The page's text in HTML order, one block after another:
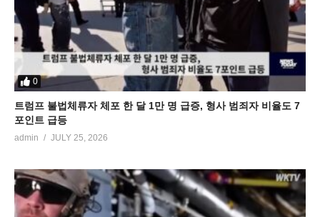
0
트럼프 불법체류자 체포 한 달 1만 명 급증, 형사 범죄자 비율도 7
포인트 급등
admin JULY 25, 2026